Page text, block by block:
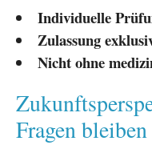
Individuelle
Zulassung
Nicht ohne
Fragen